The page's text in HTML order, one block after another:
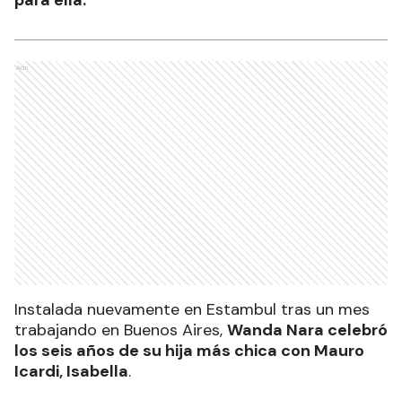
Ads
Instalada nuevamente en Estambul tras un mes
trabajando en Buenos Aires, Wanda Nara celebró
los seis años de su hija más chica con Mauro
Icardi, Isabella.